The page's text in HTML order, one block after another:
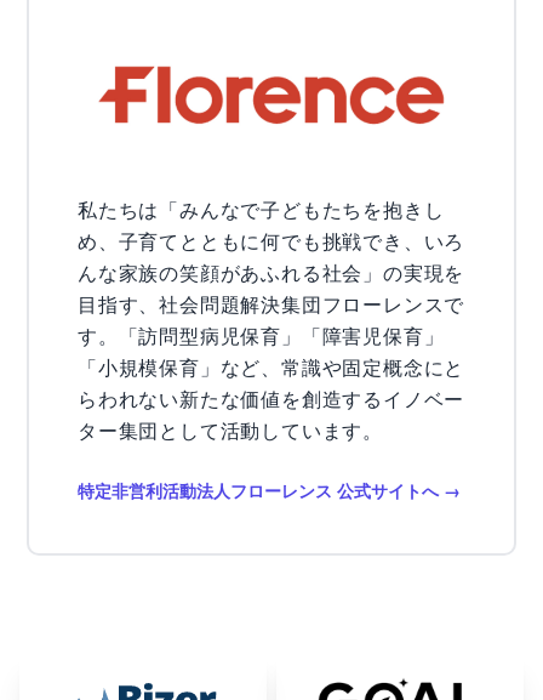
私たちは「みんなで子どもたちを抱きし
め、子育てとともに何でも挑戦でき、いろ
んな家族の笑顔があふれる社会」の実現を
目指す、社会問題解決集団フローレンスで
す。「訪問型病児保育」「障害児保育」
「小規模保育」など、常識や固定概念にと
らわれない新たな価値を創造するイノベー
ター集団として活動しています。
特定非営利活動法人フローレンス 公式サイトへ